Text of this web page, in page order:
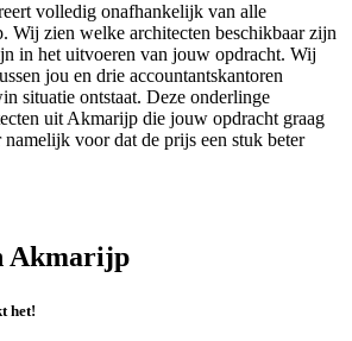
volledig onafhankelijk van alle
Wij zien welke architecten beschikbaar zijn
in het uitvoeren van jouw opdracht. Wij
jou en drie accountantskantoren
situatie ontstaat. Deze onderlinge
uit Akmarijp die jouw opdracht graag
voor dat de prijs een stuk beter
Akmarijp
het!